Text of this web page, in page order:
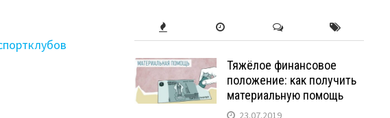
Тяжёлое финансовое
положение: как получить
материальную помощь
23.07.2019